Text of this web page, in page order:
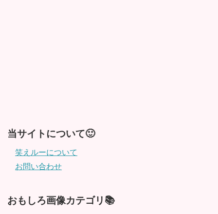
当サイトについて🙂
笑えルーについて
お問い合わせ
おもしろ画像カテゴリ📚